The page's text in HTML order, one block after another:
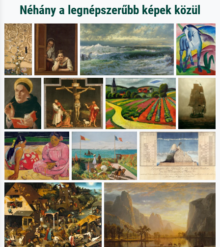
Néhány a legnépszerűbb képek közül